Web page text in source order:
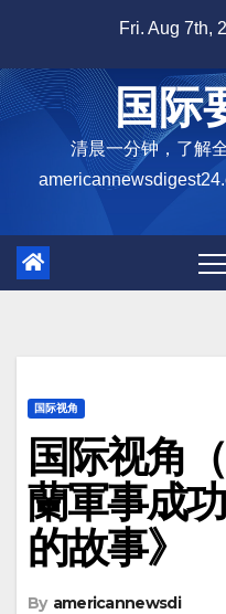
content
Fri. Aug 7th,
国际
清晨一分钟，了解
国际视角
国际视角
蘭軍事成
的故事》
By americannewsdi